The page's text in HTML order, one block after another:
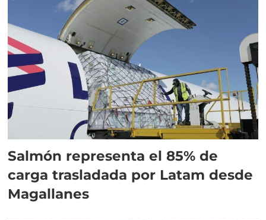
Salmón representa el 85% de
carga trasladada por Latam desde
Magallanes